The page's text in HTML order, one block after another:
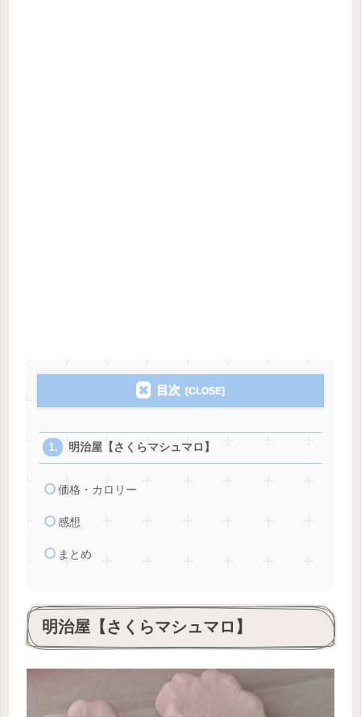
目次
明治屋【さくらマシュマロ】
価格・カロリー
感想
まとめ
明治屋【さくらマシュマロ】